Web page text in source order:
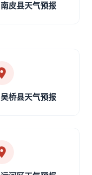
南皮县天气预报
吴桥县天气预报